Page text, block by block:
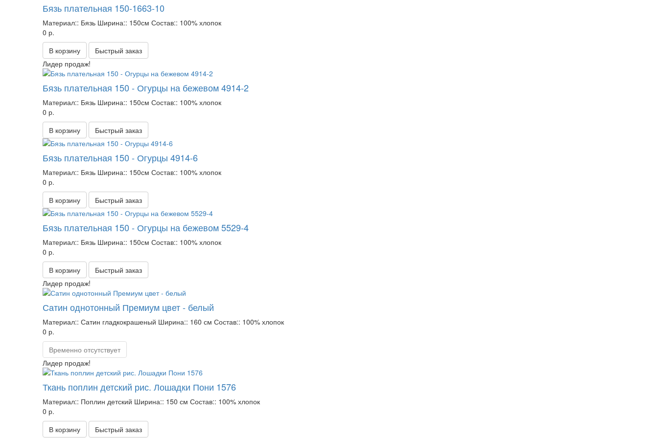
Бязь плательная 150-1663-10
Материал:: Бязь Ширина:: 150см Состав:: 100% хлопок
0 р.
В корзину
Быстрый заказ
Лидер продаж!
Бязь плательная 150 - Огурцы на бежевом 4914-2
Материал:: Бязь Ширина:: 150см Состав:: 100% хлопок
0 р.
В корзину
Быстрый заказ
Бязь плательная 150 - Огурцы 4914-6
Материал:: Бязь Ширина:: 150см Состав:: 100% хлопок
0 р.
В корзину
Быстрый заказ
Бязь плательная 150 - Огурцы на бежевом 5529-4
Материал:: Бязь Ширина:: 150см Состав:: 100% хлопок
0 р.
В корзину
Быстрый заказ
Лидер продаж!
Сатин однотонный Премиум цвет - белый
Материал:: Сатин гладкокрашеный Ширина:: 160 см Состав:: 100% хлопок
0 р.
Временно отсутствует
Лидер продаж!
Ткань поплин детский рис. Лошадки Пони 1576
Материал:: Поплин детский Ширина:: 150 см Состав:: 100% хлопок
0 р.
В корзину
Быстрый заказ